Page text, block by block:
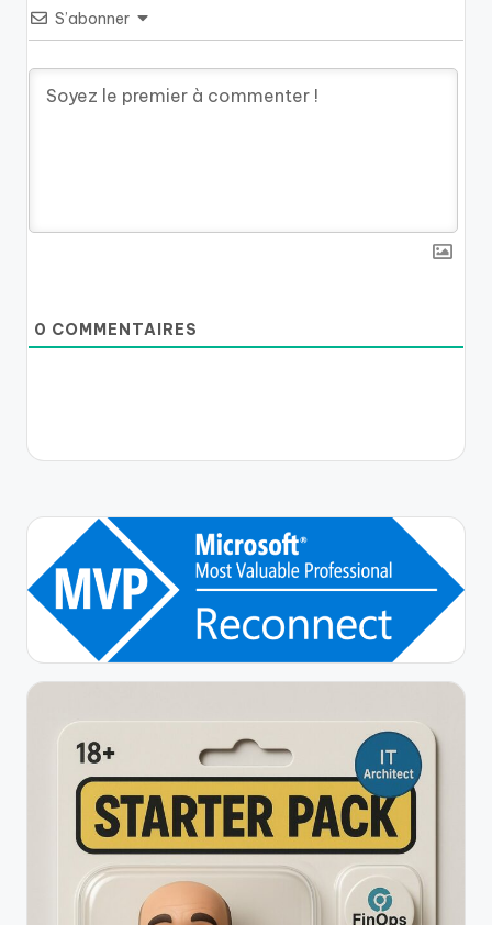
S’abonner
0 COMMENTAIRES